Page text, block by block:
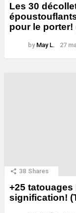
Les 30
pour le
by May L. 27
38 Shares
+25 tatouages
signification!